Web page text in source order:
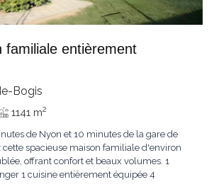
familiale entièrement
Bogis
1141 m2
de Nyon et 10 minutes de la gare de
cette spacieuse maison familiale d'environ
offrant confort et beaux volumes. 1
1 cuisine entièrement équipée 4